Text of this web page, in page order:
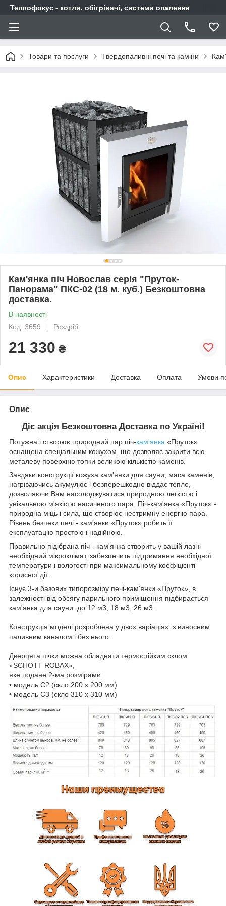
Теплофокус - котли, обігрівачі, системи опалення
Товари та послуги Твердопаливні печі та каміни
Кам'янка піч Новослав серія "Пруток-
Панорама" ПКС-02 (18 м. куб.) Безкоштовна
доставка.
В наявності
Код: 3659
Роздріб
21 330 ₴
Опис Характеристики Доставка Оплата Умови
Опис
Діє акція Безкоштовна Доставка по Україні!
Потужна і створює природний пар піч-кам'янка «Пруток»
оснащена спеціальним кожухом, що дозволяє закрити всю
металеву поверхню топки великою кількістю каменів.
Завдяки конструкції кожуха кам'янки для сауни, маса каменів,
нагріваючись акумулює і безперешкодно віддає тепло,
дозволяючи Вам насолоджуватися природною легкістю і
унікальною м'якістю насиченого пара. Піч-кам'янка «Пруток» -
природна міць і сила, що створює нестримну енергію пара.
Рівень безпеки печі - кам'янки «Пруток» робить її
експлуатацію простою і надійною.
Правильно підібрана піч - кам'янка створить у вашій лазні
необхідний мікроклімат, забезпечить підтримання необхідної
температури і вологості при максимальному коефіцієнті
корисної дії.
Існує 3-и базових типорозміру печі-кам'янки «Пруток», в
залежності від обсягу парильного приміщення підбирається
кам'янка для сауни: до 12 м3 , 18 м3 , 26 м3
Конструкція моделі розроблена у двох варіаціях: з виносним
паливним каналом і без нього.
Дверцята пічки можна обладнати термостійким склом
«SCHOTT ROBAX»,
яке подане 2-ма розмірами:
• модель С2 (скло 200 х 200 мм)
• модель С3 (скло 310 х 310 мм)